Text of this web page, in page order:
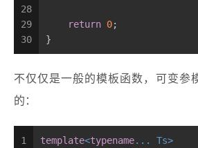
28
29
30
return 0;
}
不仅仅是一般的模板函数，可变参
的：
1
template<typename... Ts>